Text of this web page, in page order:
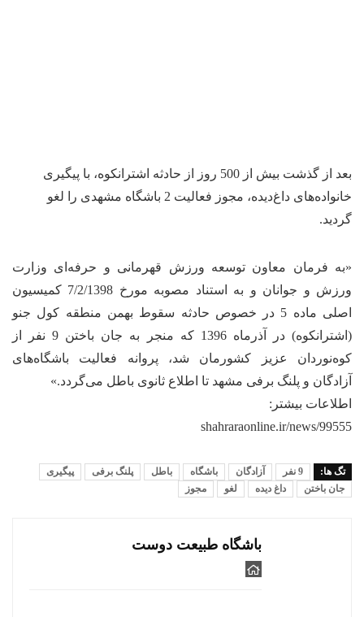
بعد از گذشت بیش از 500 روز از حادثه اشترانکوه، با پیگیری
خانواده‌های داغ‌دیده، مجوز فعالیت 2 باشگاه مشهدی را لغو
گردید.
«به فرمان معاون توسعه ورزش قهرمانی و حرفه‌ای وزارت
ورزش و جوانان و به استناد مصوبه مورخ 7/2/1398 کمیسیون
اصلی ماده 5 در خصوص حادثه سقوط بهمن منطقه کول جنو
(اشترانکوه) در آذرماه 1396 که منجر به جان باختن 9 نفر از
کوه‌نوردان عزیز کشورمان شد، پروانه فعالیت باشگاه‌های
آزادگان و پلنگ برفی مشهد تا اطلاع ثانوی باطل می‌گردد.»
اطلاعات بیشتر:
shahraraonline.ir/news/99555
تگ ها: 9 نفر آزادگان باشگاه باطل پلنگ برفی
پیگیری
جان باختن
داغ دیده لغو مجوز
باشگاه طبیعت دوست